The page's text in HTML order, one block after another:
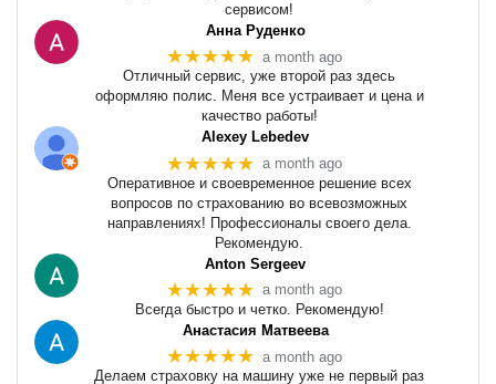
сервисом!
Анна Руденко
★★★★★ a month ago
Отличный сервис, уже второй раз здесь
оформляю полис. Меня все устраивает и цена и
качество работы!
Alexey Lebedev
★★★★★ a month ago
Оперативное и своевременное решение всех
вопросов по страхованию во всевозможных
направлениях! Профессионалы своего дела.
Рекомендую.
Anton Sergeev
★★★★★ a month ago
Всегда быстро и четко. Рекомендую!
Анастасия Матвеева
★★★★★ a month ago
Делаем страховку на машину уже не первый раз